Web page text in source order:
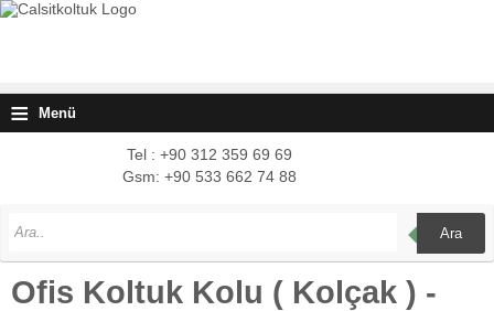
≡ Menü
Tel : +90 312 359 69 69
Gsm: +90 533 662 74 88
Ara
Ofis Koltuk Kolu ( Kolçak ) -